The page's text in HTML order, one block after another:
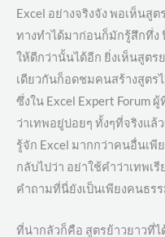
Excel อย่างจริงจัง พอเห็นสู
ทางทำได้มาก่อนก็มักรู้สึกทึ่ง
ให้ดีกว่านั้นได้อีก ยิ่งเห็นสูต
เดียวกันก็อดชมคนสร้างสูตร
ซึ่งใน Excel Expert Forum
ว่าเทพอยู่บ่อยๆ ทั้งๆที่จริงแ
รู้จัก Excel มากกว่าคนอื่นเพี
กลับไปว่า อย่าใช้คำว่าเทพเ
คำถามที่นี่ยังเป็นเพียงคนธร
ที่น่ากลัวก็คือ สูตรย้าวยาวที่ไ